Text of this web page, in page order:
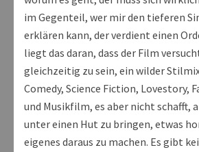
im Gegenteil, wer mir den tieferen
erklären kann, der verdient einen
liegt das daran, dass der Film
gleichzeitig zu sein, ein wilder
Comedy, Science Fiction, Lovestory,
und Musikfilm, es aber nicht schafft,
unter einen Hut zu bringen, etwas
eigenes daraus zu machen. Es gibt